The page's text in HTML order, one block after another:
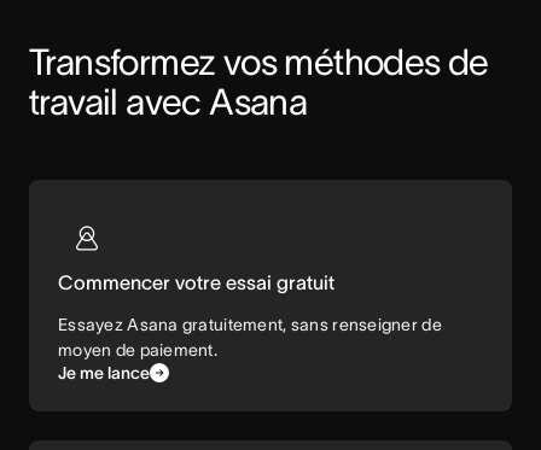
Transformez vos méthodes de
travail avec Asana
Commencer votre essai gratuit
Essayez Asana gratuitement, sans renseigner de
moyen de paiement.
Je me lance